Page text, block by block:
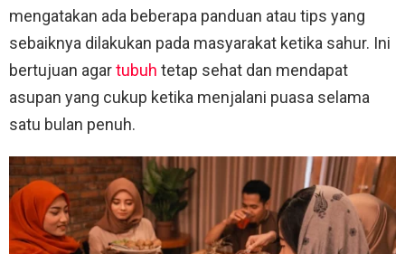
mengatakan ada beberapa panduan atau tips yang
sebaiknya dilakukan pada masyarakat ketika sahur. Ini
bertujuan agartubuh tetap sehat dan mendapat
asupan yang cukup ketika menjalani puasa selama
satu bulan penuh.